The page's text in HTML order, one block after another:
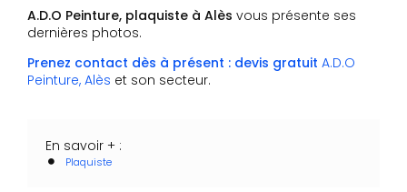
A.D.O Peinture, plaquiste à Alès vous présente ses
dernières photos.
Prenez contact dès à présent : devis gratuit A.D.O
Peinture, Alès et son secteur.
En savoir + :
Plaquiste